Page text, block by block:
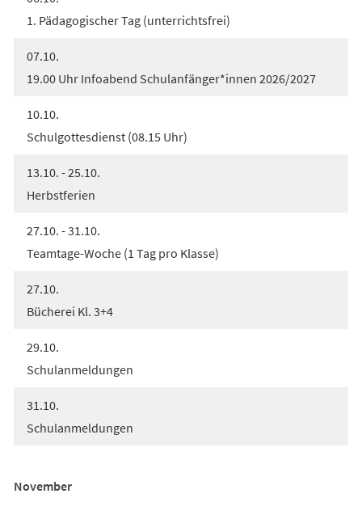
1. Pädagogischer Tag (unterrichtsfrei)
07.10.
19.00 Uhr Infoabend Schulanfänger*innen 2026/2027
10.10.
Schulgottesdienst (08.15 Uhr)
13.10. - 25.10.
Herbstferien
27.10. - 31.10.
Teamtage-Woche (1 Tag pro Klasse)
27.10.
Bücherei Kl. 3+4
29.10.
Schulanmeldungen
31.10.
Schulanmeldungen
November